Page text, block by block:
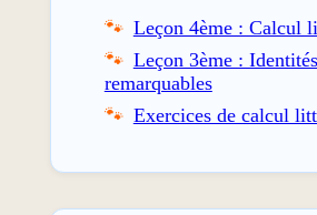
Leçon 4ème : Calcul
Leçon 3ème : Identités
remarquables
Exercices de calcul